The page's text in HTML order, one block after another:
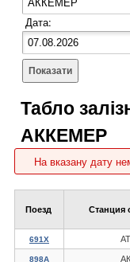
Дата:
Показати
Табло
АККЕМЕР
На вказану дату
Поезд Станция
691Х
898А